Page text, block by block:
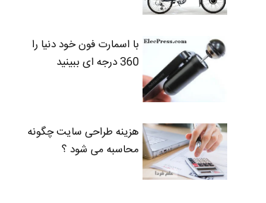
با اسمارت فون خود دنیا را
360 درجه ای ببینید
هزینه طراحی سایت چگونه
محاسبه می شود ؟